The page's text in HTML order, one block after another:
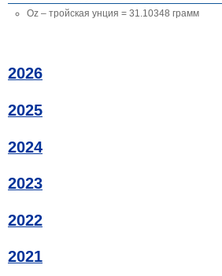
Oz – тройская унция = 31.10348 грамм
2026
2025
2024
2023
2022
2021